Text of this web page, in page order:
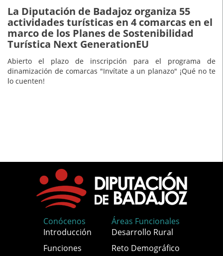
La Diputación de Badajoz organiza 55
actividades turísticas en 4 comarcas en el
marco de los Planes de Sostenibilidad
Turística Next GenerationEU
Abierto el plazo de inscripción para el programa de
dinamización de comarcas "Invítate a un planazo" ¡Qué no te
lo cuenten!
Conócenos
Introducción
Funciones
Áreas Funcionales
Desarrollo Rural
Reto Demográfico